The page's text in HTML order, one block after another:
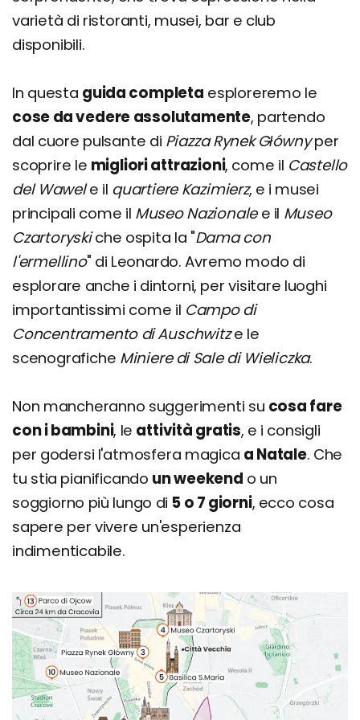
varietà di ristoranti, musei, bar e club
disponibili.
In questa guida completa esploreremo le
cose da vedere assolutamente, partendo
dal cuore pulsante di Piazza Rynek Głównyper
scoprire le migliori attrazioni, come il Castello
del Wawele il quartiere Kazimierz, e i musei
principali come il Museo Nazionalee il Museo
Czartoryskiche ospita la "Dama con
l'ermellino" di Leonardo. Avremo modo di
esplorare anche i dintorni, per visitare luoghi
importantissimi come il Campo di
Concentramento di Auschwitze le
scenografiche Miniere di Sale di Wieliczka.
Non mancheranno suggerimenti su cosa fare
con i bambini, le attività gratis, e i consigli
per godersi l'atmosfera magica a Natale. Che
tu stia pianificando un weekend o un
soggiorno più lungo di 5 o 7 giorni, ecco cosa
sapere per vivere un'esperienza
indimenticabile.